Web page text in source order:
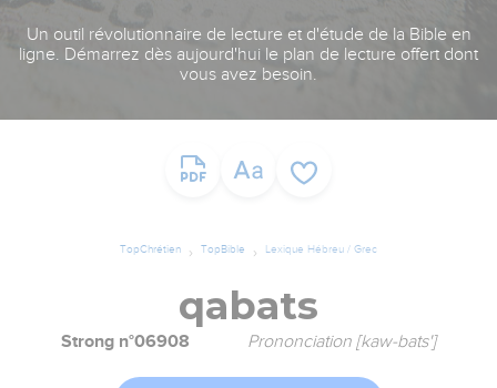
Un outil révolutionnaire de lecture et d'étude de la Bible en
ligne. Démarrez dès aujourd'hui le plan de lecture offert dont
vous avez besoin.
TopChrétien TopBible Lexique Hébreu / Grec
qabats
Strong n°06908 Prononciation [kaw-bats']